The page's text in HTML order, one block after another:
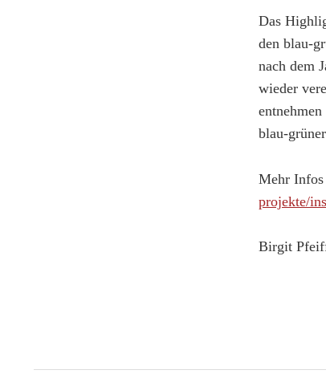
Das
den blau-
nach dem
wieder
blau-
Mehr
projekte/
Birgit